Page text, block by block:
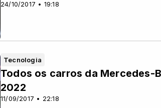
24/10/2017 • 19:18
Tecnologia
11/09/2017 • 22:18
Todos os carros da Mercedes-
2022